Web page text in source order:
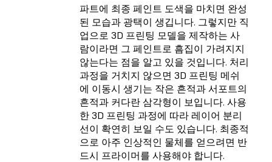
파트에 최종 페인트 도색을 마치면 완성
된 모습과 광택이 생깁니다. 그렇지만 직
업으로 3D 프린팅 모델을 제작하는 사
람이라면 그 페인트로 흠집이 가려지지
않는다는 점을 알고 있을 것입니다. 처리
과정을 거치지 않으면 3D 프린팅 메쉬
에 이동시 생기는 작은 흔적과 서포트의
흔적과 커다란 삼각형이 보입니다. 사용
한 3D 프린팅 과정에 따라 레이어 분리
선이 확연히 보일 수도 있습니다. 최종적
으로 아주 인상적인 물체를 얻으려면 반
드시 프라이머를 사용해야 합니다.